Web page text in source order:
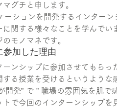
グチと申します。
ーションを開発するインターン
関する様々なことを学んでい
モノマネです。
参加した理由
ンシップに参加させてもら
る授業を受けるというような
開発” で ” 職場の雰囲気を肌
で今回のインターンシップを